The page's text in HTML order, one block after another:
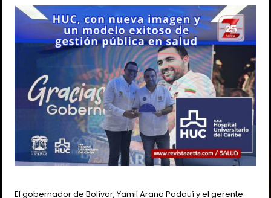
El gobernador de Bolívar, Yamil Arana Padauí y el gerente